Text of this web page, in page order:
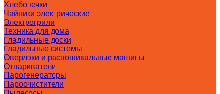
Хлебопечки
Чайники электрические
Электрогрили
Техника для дома
Гладильные доски
Гладильные системы
Оверлоки и распошивальные машины
Отпариватели
Парогенераторы
Пароочистители